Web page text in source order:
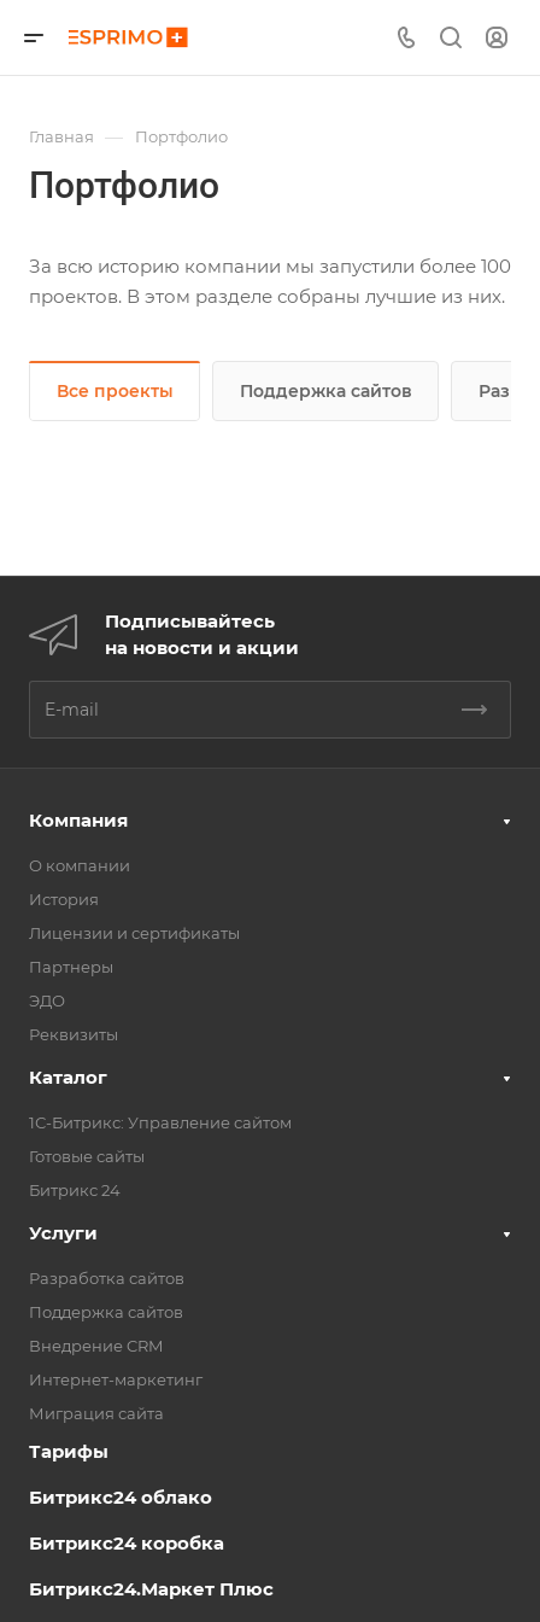
Главная — Портфолио
Портфолио
За всю историю компании мы запустили более 100
проектов. В этом разделе собраны лучшие из них.
Все проекты Поддержка сайтов
Подписывайтесь
на новости и акции
Компания
О компании
История
Лицензии и сертификаты
Партнеры
ЭДО
Реквизиты
Каталог
1С-Битрикс: Управление сайтом
Готовые сайты
Битрикс 24
Услуги
Разработка сайтов
Поддержка сайтов
Внедрение CRM
Интернет-маркетинг
Миграция сайта
Тарифы
Битрикс24 облако
Битрикс24 коробка
Битрикс24.Маркет Плюс